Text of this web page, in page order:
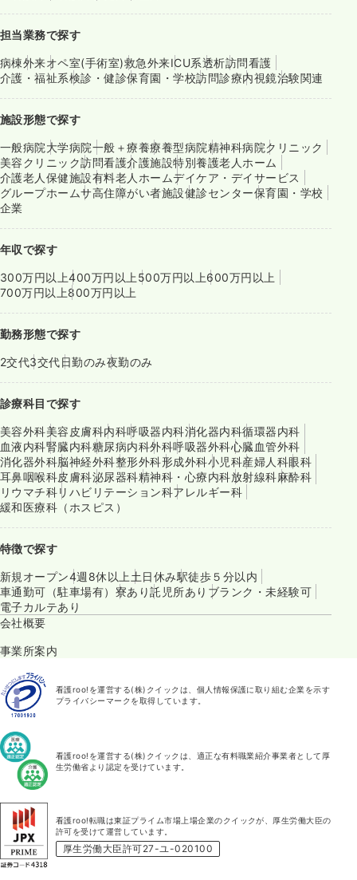
担当業務で探す
病棟外来オペ室(手術室)救急外来ICU系透析訪問看護
介護・福祉系検診・健診保育園・学校訪問診療内視鏡治験関連
施設形態で探す
一般病院大学病院一般＋療養療養型病院精神科病院クリニック
美容クリニック訪問看護介護施設特別養護老人ホーム
介護老人保健施設有料老人ホームデイケア・デイサービス
グループホームサ高住障がい者施設健診センター保育園・学校
企業
年収で探す
300万円以上400万円以上 500万円以上600万円以上
700万円以上800万円以上
勤務形態で探す
2交代3交代日勤のみ夜勤のみ
診療科目で探す
美容外科美容皮膚科内科呼吸器内科消化器内科循環器内科
血液内科腎臓内科糖尿病内科外科呼吸器外科心臓血管外科
消化器外科脳神経外科整形外科形成外科小児科産婦人科眼科
耳鼻咽喉科皮膚科泌尿器科精神科・心療内科放射線科麻酔科
リウマチ科リハビリテーション科アレルギー科
緩和医療科（ホスピス）
特徴で探す
新規オープン4週8休以上 土日休み駅徒歩５分以内
車通勤可（駐車場有） 寮あり託児所あり ブランク・未経験可
電子カルテあり
会社概要
事業所案内
看護roo!を運営する(株)クイックは、個人情報保護に取り組む企業を示す
プライバシーマークを取得しています。
看護roo!を運営する(株)クイックは、適正な有料職業紹介事業者として厚
生労働省より認定を受けています。
看護roo!転職は東証プライム市場上場企業のクイックが、厚生労働大臣の
許可を受けて運営しています。
厚生労働大臣許可27-ユ-020100